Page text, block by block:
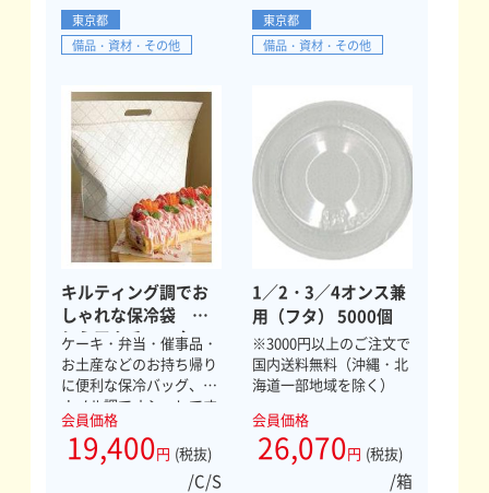
東京都
備品・資材・その他
東京都
備品・資材・その他
キルティング調でお
しゃれな保冷袋 プ
レミアムチャック
付 小 （白）
ケーキ・弁当・催事品・
お土産などのお持ち帰り
に便利な保冷バッグ、エ
ナメル調でオシャレです
よ！
会員価格
19,400円 (税抜)
/C/S
1／2・3／4オンス兼
用（フタ） 5000個
※3000円以上のご注文で
国内送料無料（沖縄・北
海道一部地域を除く）
会員価格
26,070円 (税抜)
/箱